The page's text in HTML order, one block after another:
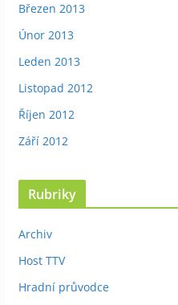
Březen 2013
Únor 2013
Leden 2013
Listopad 2012
Říjen 2012
Září 2012
Rubriky
Archiv
Host TTV
Hradní průvodce